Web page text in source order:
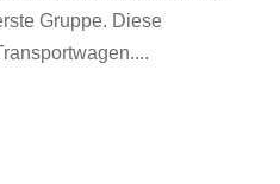
Gruppe. Diese